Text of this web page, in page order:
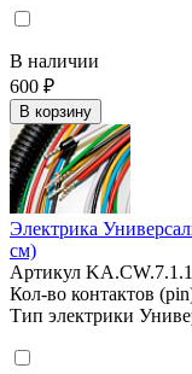
В наличии
600 ₽
В корзину
Электрика
см)
Артикул
Кол-во контактов
Тип электрики